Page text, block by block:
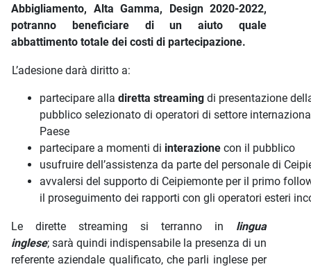
Abbigliamento, Alta Gamma, Design 2020-2022,
potranno beneficiare di un aiuto quale
abbattimento totale dei costi di partecipazione.
L’adesione darà diritto a:
partecipare alla diretta streaming di presentazione
pubblico selezionato di operatori di settore
Paese
partecipare a momenti di interazione con il pubblico
usufruire dell’assistenza da parte del personale di
avvalersi del supporto di Ceipiemonte per il primo
il proseguimento dei rapporti con gli operatori esteri
Le dirette streaming si terranno in lingua
inglese; sarà quindi indispensabile la presenza di un
referente aziendale qualificato, che parli inglese per